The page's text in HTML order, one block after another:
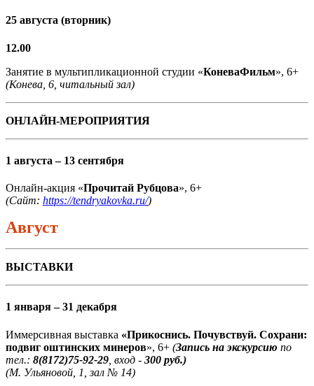
25 августа (вторник)
12.00
Занятие в мультипликационной студии «КоневаФильм», 6+
(Конева, 6, читальный зал)
ОНЛАЙН-МЕРОПРИЯТИЯ
1 августа – 13 сентября
Онлайн-акция «Прочитай Рубцова», 6+
(Сайт: https://tendryakovka.ru/)
Август
ВЫСТАВКИ
1 января – 31 декабря
Иммерсивная выставка «Прикоснись. Почувствуй. Сохрани:
подвиг оштинских минеров», 6+ (Запись на экскурсию по
тел.: 8(8172)75-92-29 , вход - 300 руб.)
(М. Ульяновой, 1, зал № 14)